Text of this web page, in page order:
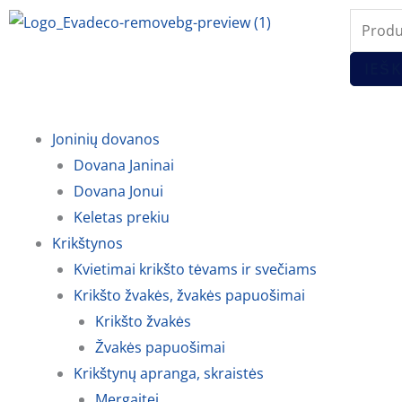
Pereiti
search
Joninių dovanos
Dovana Janinai
Dovana Jonui
Keletas prekiu
Krikštynos
Kvietimai krikšto tėvams ir svečiams
Krikšto žvakės, žvakės papuošimai
Krikšto žvakės
Žvakės papuošimai
Krikštynų apranga, skraistės